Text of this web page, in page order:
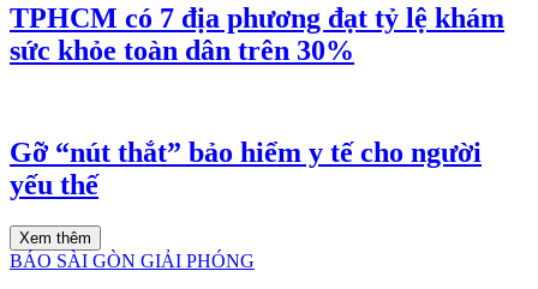
TPHCM có 7 địa phương đạt tỷ lệ khám
sức khỏe toàn dân trên 30%
Gỡ “nút thắt” bảo hiểm y tế cho người
yếu thế
Xem thêm
BÁO SÀI GÒN GIẢI PHÓNG